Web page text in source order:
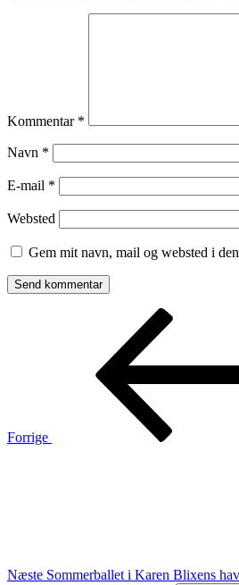
Kommentar *
Navn *
E-mail *
Websted
Gem mit navn, mail og websted i
Indlægsnavigation
Forrige
Næste Sommerballet i Karen Blixens